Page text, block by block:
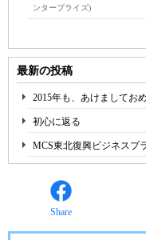
ンタープライズ)
最新の投稿
2015年も、あけましてお
初心に返る
MCS東北復興ビジネスプ
Share